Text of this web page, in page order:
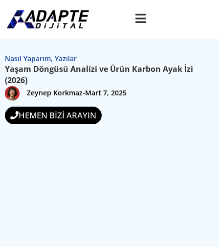
Nasıl Yaparım, Yazılar
Yaşam Döngüsü Analizi ve Ürün Karbon Ayak İzi
(2026)
Zeynep Korkmaz-Mart 7, 2025
HEMEN BİZİ ARAYIN